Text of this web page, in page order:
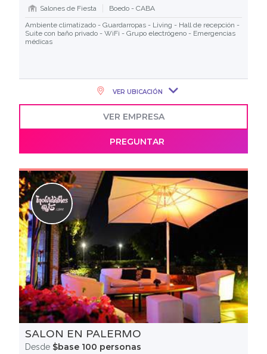
Salones de Fiesta
Boedo - CABA
Ambiente climatizado - Guardarropas - Living - Hall de recepción -
Suite con baño privado - WiFi - Grupo electrógeno - Emergencias
médicas
VER UBICACIÓN
VER EMPRESA
PREGUNTAR
SALON EN PALERMO
Desde $base 100 personas